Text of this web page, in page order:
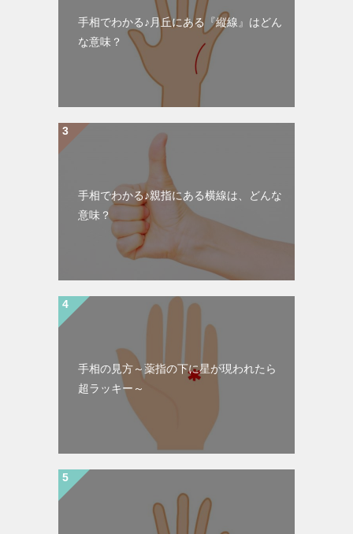
手相でわかる♪月丘にある『縦線』はどん
な意味？
手相でわかる♪親指にある横線は、どんな
意味？
手相の見方～薬指の下に星が現われたら
超ラッキー～